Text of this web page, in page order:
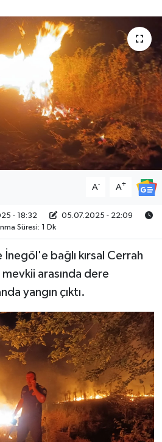
A- A+
- 18:32
05.07.2025 - 22:09
Süresi: 1 Dk
bağlı kırsal Cerrah
arasında dere
yangın çıktı.